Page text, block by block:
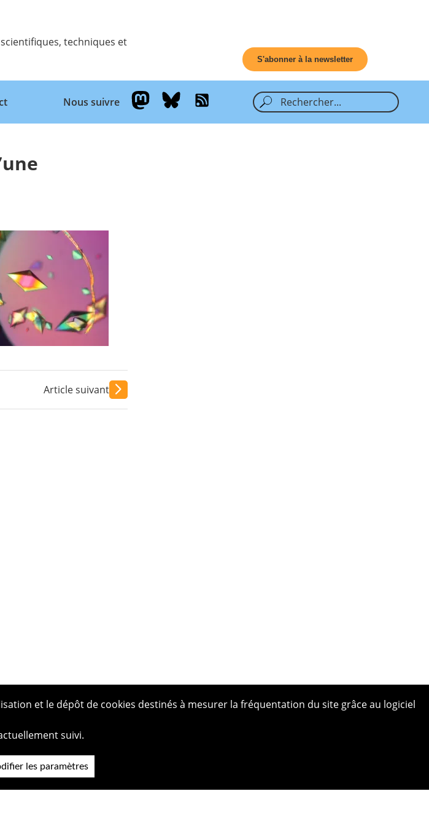
techniques et
S'abonner à la newsletter
Nous suivre
Article suivant
et le dépôt de cookies destinés à mesurer la fréquentation du site grâce au logiciel
suivi.
les paramètres